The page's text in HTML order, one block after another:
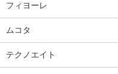
フィヨーレ
ムコタ
テクノエイト